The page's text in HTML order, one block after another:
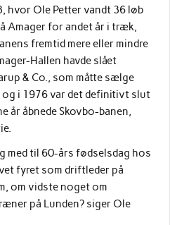
hvor Ole Petter vandt 36 løb
Amager for andet år i træk,
fremtid mere eller mindre
Hallen havde slået
& Co., som måtte sælge
og i 1976 var det definitivt slut
år åbnede Skovbo-banen,
med til 60-års fødselsdag hos
fyret som driftleder på
om vidste noget om
på Lunden? siger Ole